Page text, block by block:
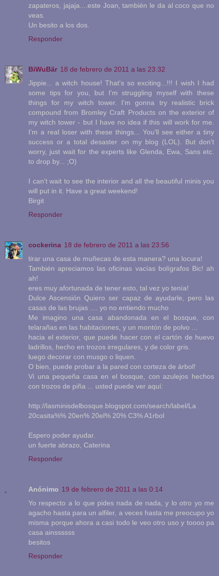
zapateros, jajaja....este Joan, también le da al coco que no
veas.
Un besito a los dos.
Responder
BiWuBär 18 de febrero de 2011 a las 23:32
Jippie... a witch house! That's so exciting...!!! I wish I had
some tips for you, but I'm struggling myself with these
things for my witch tower. I'm gonna try realistic brick
compound from Bromley Craft Products on the exterior of
my witch tower - but I have no idea if this will work for me.
I'm a real loser with these things... You'll see either a tiny
success or a total desaster on my blog (LOL). But don't
worry, just wait for the experts like Glenda, Ewa, Sans etc.
to drop by... ;O)
I can't wait to see the interior and all the beautiful minis you
will put in it. Have a great weekend!
Birgit
Responder
cockerina 18 de febrero de 2011 a las 23:56
tirar una casa de muñecas de esta manera? una locura!
También apreciamos las oficinas vacías bolígrafos Bic! ah
ah!
eres muy afortunada de tener esto, tal vez yo tenía!
Dulce Ascensión Quiero ser capaz de ayudarle, pero las
casas de las brujas .... yo no entiendo mucho
Me imagino una casa abandonada en el bosque, con
telarañas en las habitaciones, y un montón de polvo ...
hacia el exterior, que puede hacer con el cartón de huevo
ladrillos, hecho en trozos irregulares, y de color gris.
luego decorar con musgo o liquen.
O bien, puede probar a la pared con corteza de árbol!
Vi una pequeña casa en el bosque, con azulejos hechos
con trozos de piña ... usted puede ver aquí:
http://lasminisdelbosque.blogspot.com/search/label/La
20casita%% 20en% 20el% 20% C3% A1rbol
Espero poder ayudar.
un fuerte abrazo, Caterina
Responder
Anónimo 19 de febrero de 2011 a las 0:14
Yo respecto a lo que pides nada de nada, y lo otro yo me
agacho hasta para un alfiler, a veces hasta me preocupo yo
misma porque ahora a casi todo le veo otro uso y toooo pa
casa ainssssss
besitos
Responder